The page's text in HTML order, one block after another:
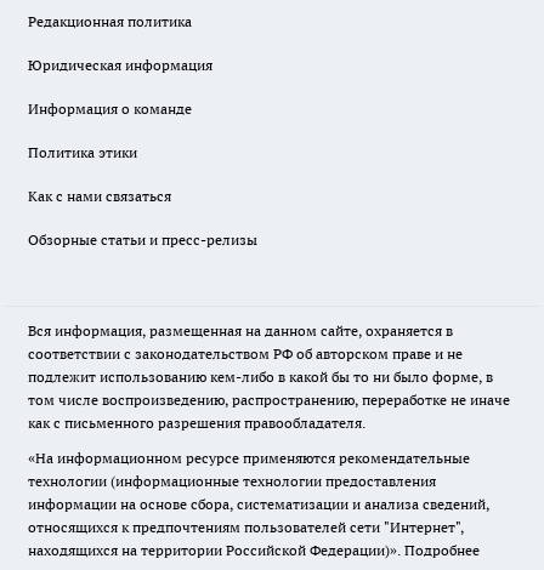
Редакционная политика
Юридическая информация
Информация о команде
Политика этики
Как с нами связаться
Обзорные статьи и пресс-релизы
Вся информация, размещенная на данном сайте, охраняется в
соответствии с законодательством РФ об авторском праве и не
подлежит использованию кем-либо в какой бы то ни было форме, в
том числе воспроизведению, распространению, переработке не иначе
как с письменного разрешения правообладателя.
«На информационном ресурсе применяются рекомендательные
технологии (информационные технологии предоставления
информации на основе сбора, систематизации и анализа сведений,
относящихся к предпочтениям пользователей сети "Интернет",
находящихся на территории Российской Федерации)». Подробнее